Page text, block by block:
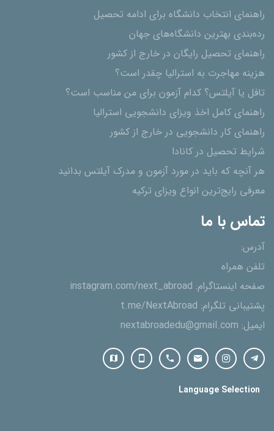
راهنمای انتخاب دانشگاه برای ادامه تحصیل
رده‌بندی بهترین دانشگاه‌های جهان
راهنمای تحصیل رایگان در خارج از کشور
هزینه مهاجرت به استرالیا چقدر است؟
تافل یا آیلتس؟ کدام آزمون برای من مناسب است؟
راهنمای کامل اخذ ویزای دانشجویی استرالیا
راهنمای کار دانشجویی در خارج از کشور
شرایط تحصیل در کانادا
هر آنچه که باید در مورد آزمون و مدرک آیلتس بدانید
معرفی رایج‌ترین انواع ویزای ترکیه
تماس با ما
آدرس:
تلفن همراه
صفحه اینستاگرام: instagram.com/next_abroad
پشتیبانی تلگرام: t.me/NextAbroad
ایمیل: nextabroadedu@gmail.com
Language Selection